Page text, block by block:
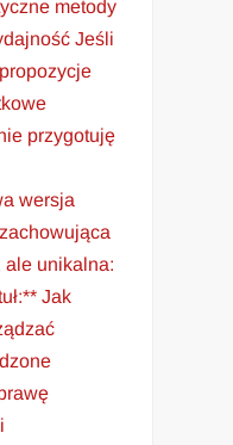
metody
Jeśli
przygotuję
wersja
zachowująca
ale unikalna:
Jak